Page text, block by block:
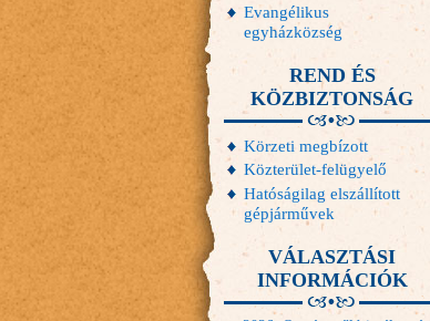
Evangélikus
egyházközség
REND ÉS
KÖZBIZTONSÁG
Körzeti megbízott
Közterület-felügyelő
Hatóságilag elszállított
gépjárművek
VÁLASZTÁSI
INFORMÁCIÓK